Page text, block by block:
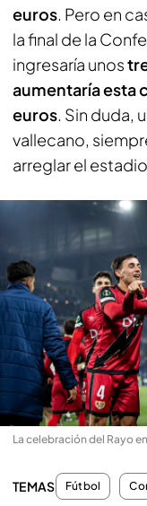
euros. Pero en
la final de la
ingresaría unos
aumentaría esta
euros. Sin duda,
vallecano,
arreglar el
La celebración del Rayo
TEMAS Fútbol